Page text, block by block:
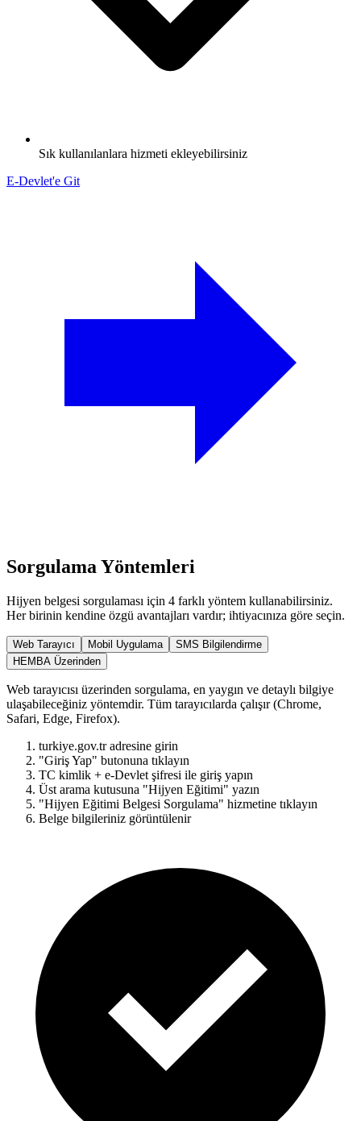
Sık kullanılanlara hizmeti ekleyebilirsiniz
E-Devlet'e Git
Sorgulama Yöntemleri
Hijyen belgesi sorgulaması için 4 farklı yöntem kullanabilirsiniz.
Her birinin kendine özgü avantajları vardır; ihtiyacınıza göre seçin.
Web Tarayıcı Mobil Uygulama
SMS Bilgilendirme
HEMBA Üzerinden
Web tarayıcısı üzerinden sorgulama, en yaygın ve detaylı bilgiye
ulaşabileceğiniz yöntemdir. Tüm tarayıcılarda çalışır (Chrome,
Safari, Edge, Firefox).
turkiye.gov.tr adresine girin
"Giriş Yap" butonuna tıklayın
TC kimlik + e-Devlet şifresi ile giriş yapın
Üst arama kutusuna "Hijyen Eğitimi" yazın
"Hijyen Eğitimi Belgesi Sorgulama" hizmetine tıklayın
Belge bilgileriniz görüntülenir